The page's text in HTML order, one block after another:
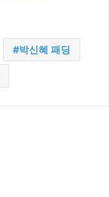
박신혜 패딩